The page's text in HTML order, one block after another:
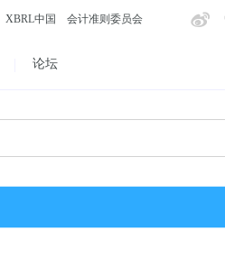
XBRL中国 会计准则委员会
论坛